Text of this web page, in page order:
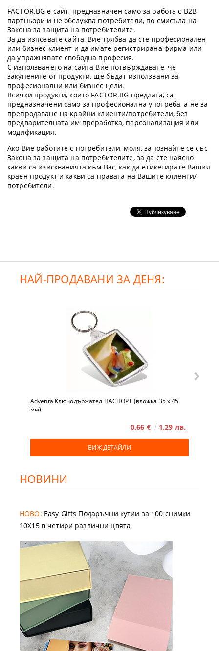
FACTOR.BG е сайт, предназначен само за работа с B2B
партньори и не обслужва потребители, по смисъла на
Закона за защита на потребителите.
За да изпозвате сайта, Вие трябва да сте професионален
или бизнес клиент и да имате регистрирана фирма или
да упражнявате свободна професия.
С използването на сайта Вие потвърждавате, че
закупените от продукти, ще бъдат използвани за
професионални или бизнес цели.
Всички продукти, които FACTOR.BG предлага, са
предназначени само за професионална употреба, а не за
препродаване на крайни клиенти/потребители, без
предварителната им преработка, персонализация или
модификация.
Ако Вие работите с потребители, моля, запознайте се със
Закона за защита на потребителите, за да сте наясно
какви са изискванията към Вас, как да етикетирате Вашия
краен продукт и какви са правата на Вашите клиенти/
потребители.
НАЙ-ПРОДАВАНИ ЗА ДЕНЯ:
Adventa Ключодържател ПАСПОРТ (вложка 35 x 45
мм)
0.66 € 1.29 лв.
ВИЖ ДЕТАЙЛИ
НОВИНИ
НОВО: Easy Gifts Подаръчни кутии за 100 снимки
10X15 в четири различни цвята